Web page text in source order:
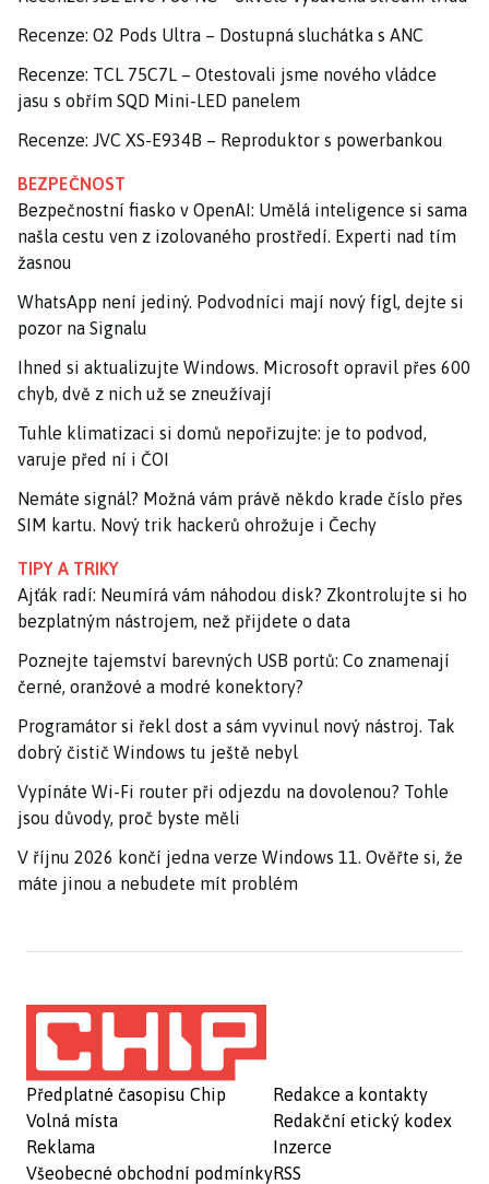
Recenze: O2 Pods Ultra – Dostupná sluchátka s ANC
Recenze: TCL 75C7L – Otestovali jsme nového vládce
jasu s obřím SQD Mini-LED panelem
Recenze: JVC XS-E934B – Reproduktor s powerbankou
BEZPEČNOST
Bezpečnostní fiasko v OpenAI: Umělá inteligence si sama
našla cestu ven z izolovaného prostředí. Experti nad tím
žasnou
WhatsApp není jediný. Podvodníci mají nový fígl, dejte si
pozor na Signalu
Ihned si aktualizujte Windows. Microsoft opravil přes 600
chyb, dvě z nich už se zneužívají
Tuhle klimatizaci si domů nepořizujte: je to podvod,
varuje před ní i ČOI
Nemáte signál? Možná vám právě někdo krade číslo přes
SIM kartu. Nový trik hackerů ohrožuje i Čechy
TIPY A TRIKY
Ajťák radí: Neumírá vám náhodou disk? Zkontrolujte si ho
bezplatným nástrojem, než přijdete o data
Poznejte tajemství barevných USB portů: Co znamenají
černé, oranžové a modré konektory?
Programátor si řekl dost a sám vyvinul nový nástroj. Tak
dobrý čistič Windows tu ještě nebyl
Vypínáte Wi-Fi router při odjezdu na dovolenou? Tohle
jsou důvody, proč byste měli
V říjnu 2026 končí jedna verze Windows 11. Ověřte si, že
máte jinou a nebudete mít problém
Předplatné časopisu Chip
Volná místa
Reklama
Všeobecné obchodní podmínky
Redakce a kontakty
Redakční etický kodex
Inzerce
RSS